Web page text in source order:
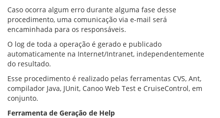
Caso ocorra algum erro durante alguma fase desse
procedimento, uma comunicação via e-mail será
encaminhada para os responsáveis.
O log de toda a operação é gerado e publicado
automaticamente na Internet/Intranet, independentemente
do resultado.
Esse procedimento é realizado pelas ferramentas CVS, Ant,
compilador Java, JUnit, Canoo Web Test e CruiseControl, em
conjunto.
Ferramenta de Geração de Help